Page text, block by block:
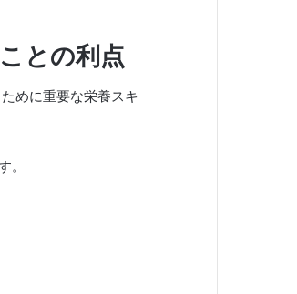
との利点
めに重要な栄養スキ
。